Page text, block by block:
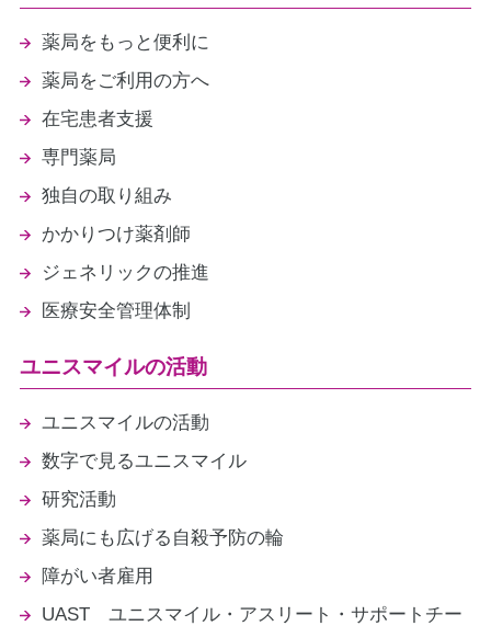
薬局をもっと便利に
薬局をご利用の方へ
在宅患者支援
専門薬局
独自の取り組み
かかりつけ薬剤師
ジェネリックの推進
医療安全管理体制
ユニスマイルの活動
ユニスマイルの活動
数字で見るユニスマイル
研究活動
薬局にも広げる自殺予防の輪
障がい者雇用
UAST ユニスマイル・アスリート・サポートチー